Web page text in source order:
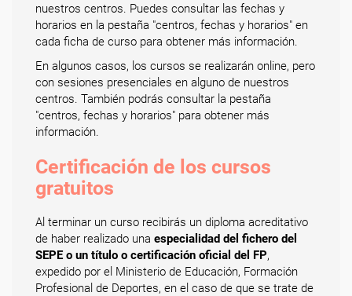
nuestros centros. Puedes consultar las fechas y
horarios en la pestaña "centros, fechas y horarios" en
cada ficha de curso para obtener más información.
En algunos casos, los cursos se realizarán online, pero
con sesiones presenciales en alguno de nuestros
centros. También podrás consultar la pestaña
"centros, fechas y horarios" para obtener más
información.
Certificación de los cursos
gratuitos
Al terminar un curso recibirás un diploma acreditativo
de haber realizado una especialidad del fichero del
SEPE o un título o certificación oficial del FP,
expedido por el Ministerio de Educación, Formación
Profesional de Deportes, en el caso de que se trate de